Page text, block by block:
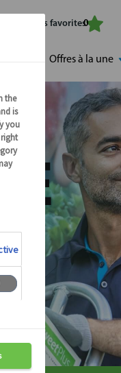
Mes offres favorites0
Offres à la une